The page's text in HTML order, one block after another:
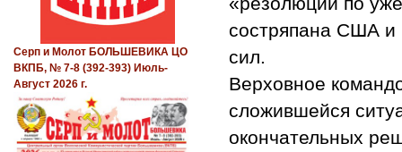
состряпана США и
сил.
Верховное
сложившейся
окончательных
Серп и Молот БОЛЬШЕВИКА ЦО
ВКПБ, № 7-8 (392-393) Июль-
Август 2026 г.